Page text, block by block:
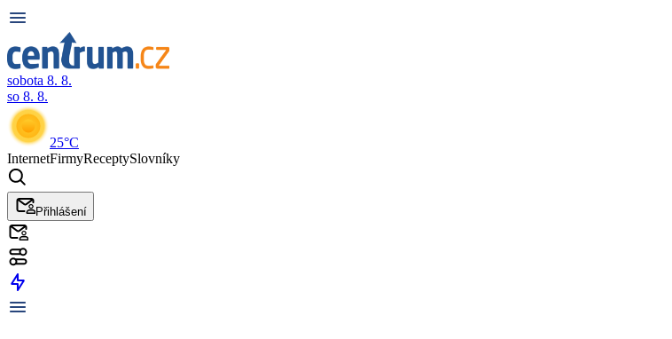
sobota 8. 8.
so 8. 8.
25°C
InternetFirmyReceptySlovníky
Přihlášení